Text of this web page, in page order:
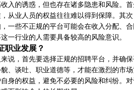
入的诱惑，但也存在诸多隐患和风险。
从业人员的权益往往难以得到保障。其
一些不正规的平台可能会在收入分配、
一行业的人需要具备较高的风险意识。
职业发展？
说，首先要选择正规的招聘平台，并确
、谈吐、职业道德等，才能在激烈的市
身的权益，避免不必要的风险和纠纷。